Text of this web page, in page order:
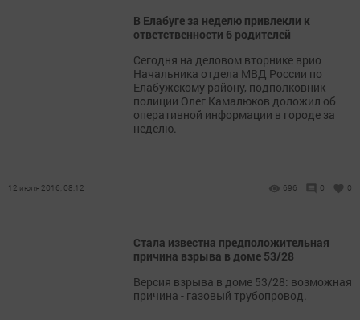
В Елабуге за неделю привлекли к
ответственности 6 родителей
Сегодня на деловом вторнике врио
Начальника отдела МВД России по
Елабужскому району, подполковник
полиции Олег Камалюков доложил об
оперативной информации в городе за
неделю.
12 июля 2016, 08:12 696 0 0
Стала известна предположительная
причина взрыва в доме 53/28
Версия взрыва в доме 53/28: возможная
причина - газовый трубопровод.